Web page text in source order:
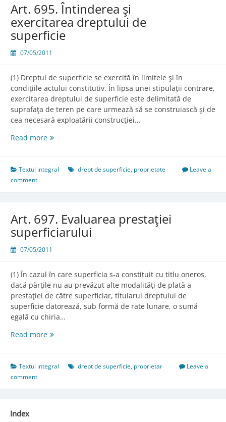
Art. 695. Întinderea şi
exercitarea dreptului de
superficie
07/05/2011
(1) Dreptul de superficie se exercită în limitele şi în
condiţiile actului constitutiv. În lipsa unei stipulaţii contrare,
exercitarea dreptului de superficie este delimitată de
suprafaţa de teren pe care urmează să se construiască şi de
cea necesară exploatării construcţiei…
Read moreArt.
şi
dreptului
Textul integral drept de superficie, proprietate
Leave a
comment
Art. 697. Evaluarea prestaţiei
superficiarului
07/05/2011
(1) În cazul în care superficia s-a constituit cu titlu oneros,
dacă părţile nu au prevăzut alte modalităţi de plată a
prestaţiei de către superficiar, titularul dreptului de
superficie datorează, sub formă de rate lunare, o sumă
egală cu chiria…
Read moreArt.
prestaţiei
Textul integral drept de superficie, proprietar
Leave a
comment
Index